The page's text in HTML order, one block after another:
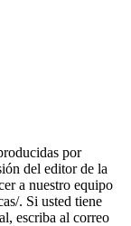
por
del editor de la
a nuestro equipo
. Si usted tiene
escriba al correo